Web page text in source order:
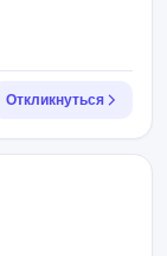
Откликнуться